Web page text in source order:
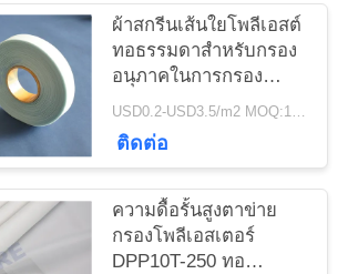
ผ้าสกรีนเส้นใยโพลีเอสต์
ทอธรรมดาสำหรับกรอง
อนุภาคในการกรอง
ของเหลว
USD0.2-USD3.5/m2 MOQ:100meters
ติดต่อ
ความดื้อรั้นสูงตาข่าย
กรองโพลีเอสเตอร์
DPP10T-250 ทอ